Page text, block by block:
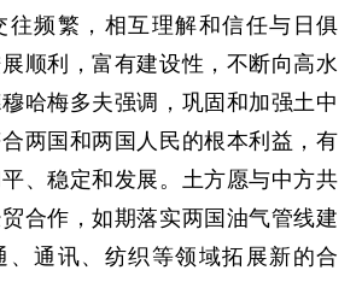
往频繁，相互理解和信任与日俱
顺利，富有建设性，不断向高水
哈梅多夫强调，巩固和加强土中
两国和两国人民的根本利益，有
、稳定和发展。土方愿与中方共
合作，如期落实两国油气管线建
、通讯、纺织等领域拓展新的合